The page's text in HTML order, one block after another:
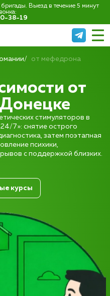
Выезд в течение 5 минут
38-19
от мефедрона
от
стимуляторов в
7»: снятие острого
затем поэтапная
психики,
с поддержкой близких.
курсы